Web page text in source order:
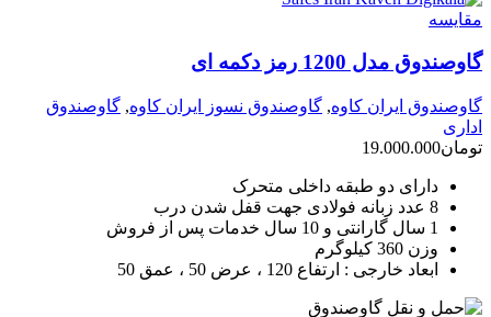
مقايسه
گاوصندوق مدل 1200 رمز دکمه ای
گاوصندوق ایران کاوه, گاوصندوق نسوز ایران کاوه, گاوصندوق
اداری
تومان19.000.000
دارای دو طبقه داخلی متحرک
8 عدد زبانه فولادی جهت قفل شدن درب
1 سال گارانتی و 10 سال خدمات پس از فروش
وزن 360 کیلوگرم
ابعاد خارجی : ارتفاع 120 ، عرض 50 ، عمق 50